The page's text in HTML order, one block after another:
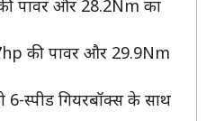
पावर और 28.2Nm का
की पावर और 29.9Nm
6-स्पीड गियरबॉक्स के साथ